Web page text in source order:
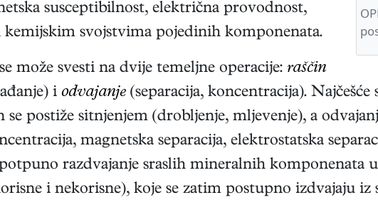
susceptibilnost, električna provodnost,
svojstvima pojedinih komponenata.
može svesti na dvije temeljne operacije: raščin
i odvajanje (separacija, koncentracija).
se postiže sitnjenjem (drobljenje, mljevenje), a
magnetska separacija, elektrostatska
razdvajanje sraslih mineralnih komponenata
i nekorisne), koje se zatim postupno izdvajaju iz